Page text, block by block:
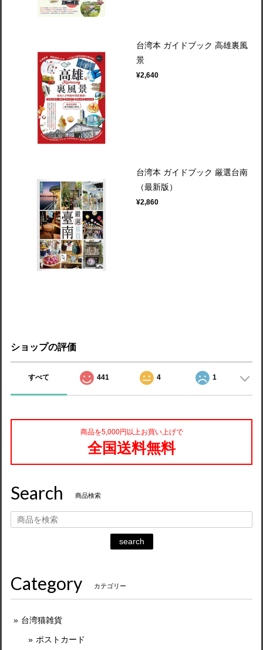
台湾本 ガイドブック 高雄裏風
景
¥2,640
台湾本 ガイドブック 厳選台南
（最新版）
¥2,860
ショップの評価
すべて 441 4 1
商品を5,000円以上お買い上げで
全国送料無料
Search 商品検索
search
Category カテゴリー
台湾猫雑貨
ポストカード